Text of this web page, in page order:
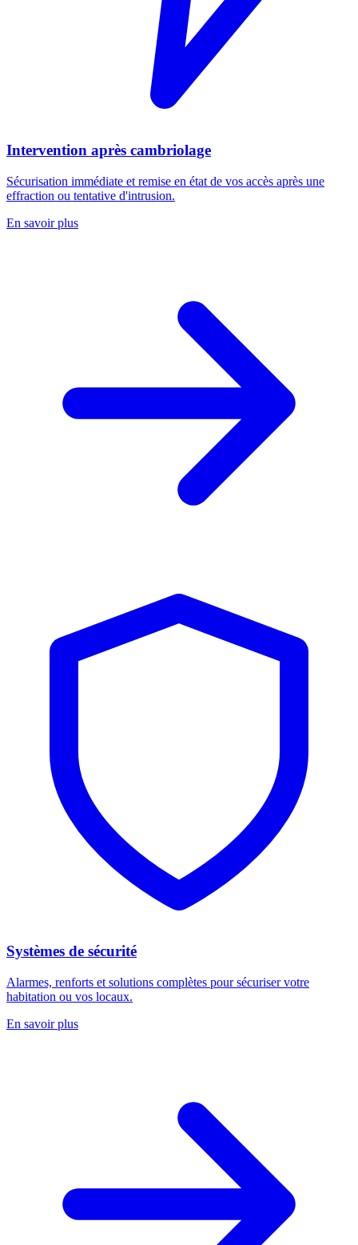
Intervention après cambriolage
Sécurisation immédiate et remise en état de vos accès après une
effraction ou tentative d'intrusion.
En savoir plus
Systèmes de sécurité
Alarmes, renforts et solutions complètes pour sécuriser votre
habitation ou vos locaux.
En savoir plus